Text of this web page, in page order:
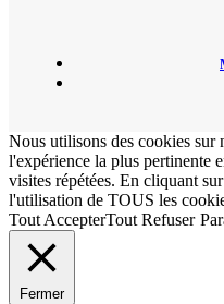
Nous utilisons des cookies
l'expérience la plus pertinente
visites répétées. En cliquant
l'utilisation de TOUS les
Tout AccepterTout Refuser
Fermer